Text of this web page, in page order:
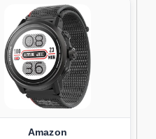
Amazon